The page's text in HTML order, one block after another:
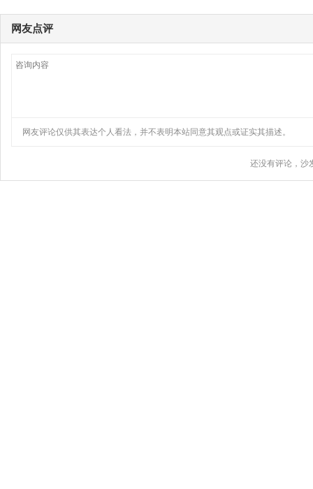
网友点评
网友评论仅供其表达个人看法，并不表明本站同意其观点或证实其描述。
还没有评论，沙